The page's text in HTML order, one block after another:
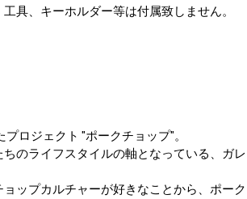
具、キーホルダー等は付属致しません。
プロジェクト "ポークチョップ"。
のライフスタイルの軸となっている、ガレ
ップカルチャーが好きなことから、ポーク